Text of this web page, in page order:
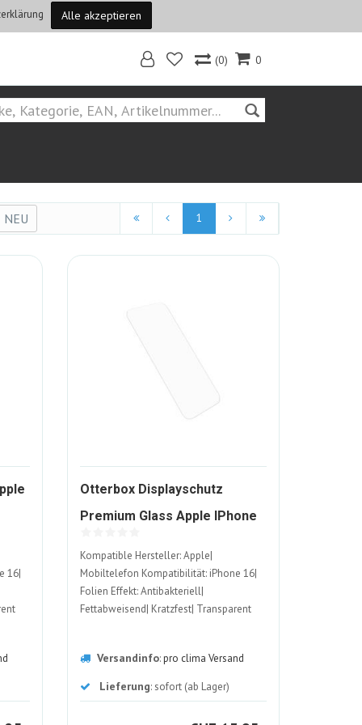
Alle akzeptieren
0
(0)
NEU 1
16|
Otterbox Displayschutz
Premium Glass Apple IPhone
ALT
Kompatible Hersteller: Apple|
Mobiltelefon Kompatibilität: iPhone 16|
Folien Effekt: Antibakteriell|
Fettabweisend| Kratzfest| Transparent
Versandinfo:pro clima Versand
Lieferung: sofort (ab Lager)